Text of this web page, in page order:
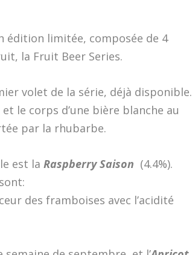
édition limitée, composée de 4
la Fruit Beer Series.
volet de la série, déjà disponible.
le corps d’une bière blanche au
par la rhubarbe.
est la Raspberry Saison (4.4%).
des framboises avec l’acidité